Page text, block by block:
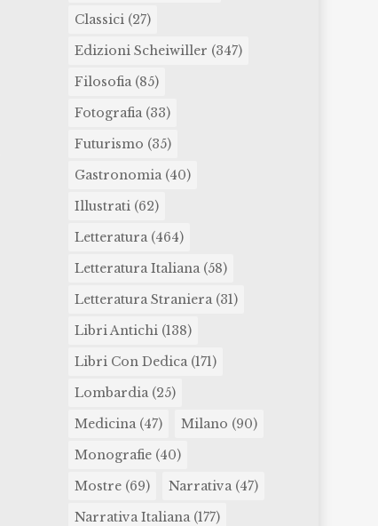
Classici(27)
Edizioni Scheiwiller (347)
Filosofia(85)
Fotografia(33)
Futurismo (35)
Gastronomia(40)
Illustrati(62)
Letteratura(464)
Letteratura Italiana(58)
Letteratura Straniera(31)
Libri Antichi(138)
Libri Con Dedica(171)
Lombardia(25)
Medicina(47) Milano (90)
Monografie(40)
Mostre(69) Narrativa(47)
Narrativa Italiana(177)